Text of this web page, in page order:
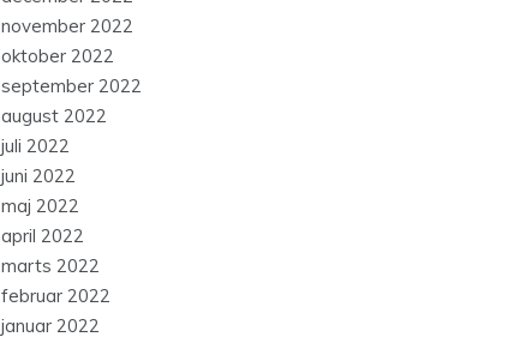
november 2022
oktober 2022
september 2022
august 2022
juli 2022
juni 2022
maj 2022
april 2022
marts 2022
februar 2022
januar 2022